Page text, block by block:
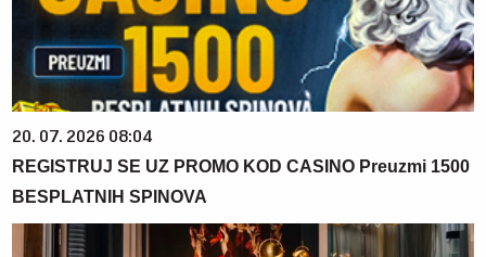
20. 07. 2026 08:04
REGISTRUJ SE UZ PROMO KOD CASINO Preuzmi 1500
BESPLATNIH SPINOVA